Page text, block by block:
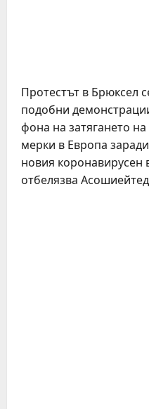
Протестът в Брюксел
подобни
фона на затягането
мерки в Европа
новия
отбелязва